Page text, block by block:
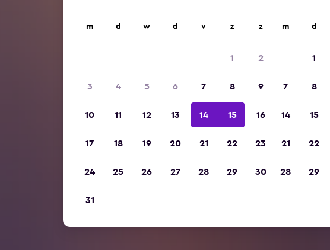
m d w d v z z
1 2
3 4 5 6 7 8 9
10 11 12 13 14 15 16
17 18 19 20 21 22 23
24 25 26 27 28 29 30
31
m d
1
7 8
14 15
21 22
28 29